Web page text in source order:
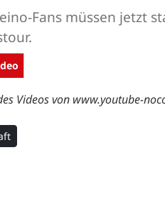
Fans müssen jetzt
Videos von www.youtube-